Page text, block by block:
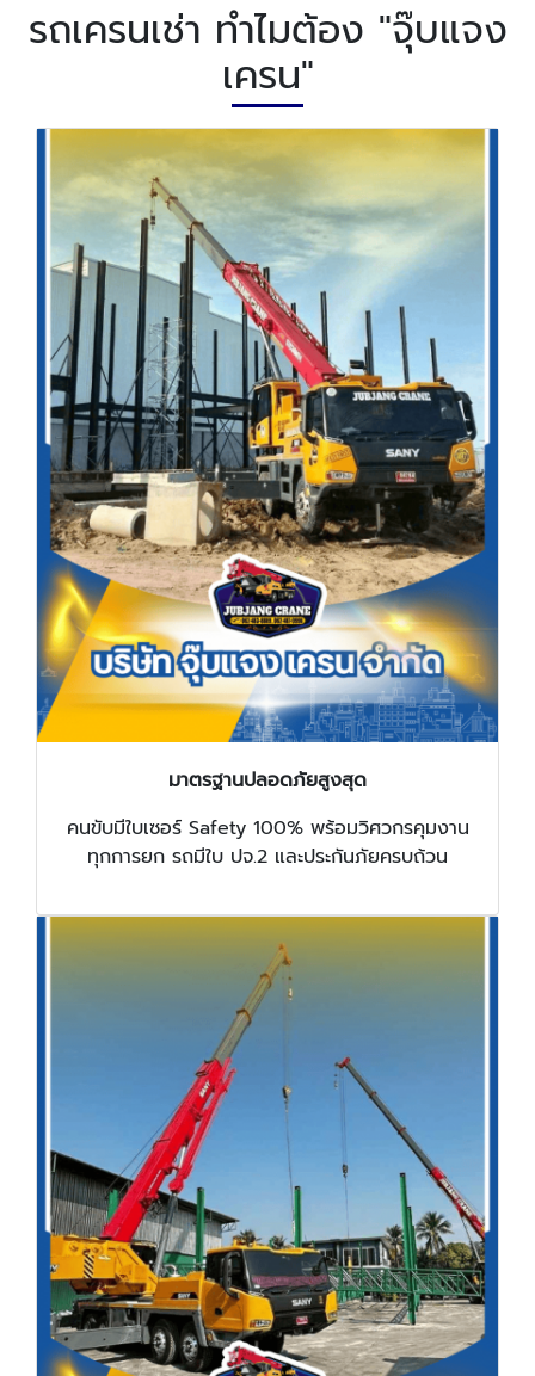
รถเครนเช่า ทำไมต้อง "จุ๊บแจง
เครน"
มาตรฐานปลอดภัยสูงสุด
คนขับมีใบเซอร์ Safety 100% พร้อมวิศวกรคุมงาน
ทุกการยก รถมีใบ ปจ.2 และประกันภัยครบถ้วน